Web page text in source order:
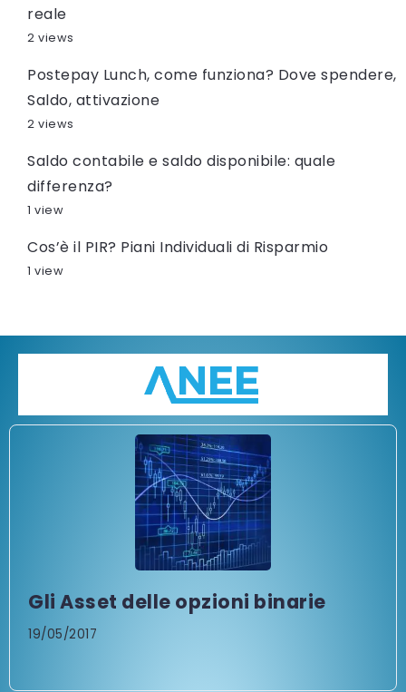
reale
2 views
Postepay Lunch, come funziona? Dove spendere,
Saldo, attivazione
2 views
Saldo contabile e saldo disponibile: quale
differenza?
1 view
Cos’è il PIR? Piani Individuali di Risparmio
1 view
Gli Asset delle opzioni binarie
19/05/2017